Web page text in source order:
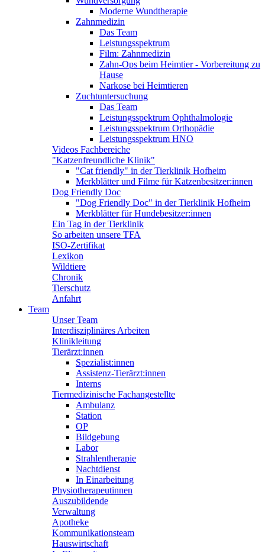
Moderne Wundtherapie
Zahnmedizin
Das Team
Leistungsspektrum
Film: Zahnmedizin
Zahn-Ops beim Heimtier - Vorbereitung zu
Hause
Narkose bei Heimtieren
Zuchtuntersuchung
Das Team
Leistungsspektrum Ophthalmologie
Leistungsspektrum Orthopädie
Leistungsspektrum HNO
Videos Fachbereiche
"Katzenfreundliche Klinik"
"Cat friendly" in der Tierklinik Hofheim
Merkblätter und Filme für Katzenbesitzer:innen
Dog Friendly Doc
"Dog Friendly Doc" in der Tierklinik Hofheim
Merkblätter für Hundebesitzer:innen
Ein Tag in der Tierklinik
So arbeiten unsere TFA
ISO-Zertifikat
Lexikon
Wildtiere
Chronik
Tierschutz
Anfahrt
Team
Unser Team
Interdisziplinäres Arbeiten
Klinikleitung
Tierärzt:innen
Spezialist:innen
Assistenz-Tierärzt:innen
Interns
Tiermedizinische Fachangestellte
Ambulanz
Station
OP
Bildgebung
Labor
Strahlentherapie
Nachtdienst
In Einarbeitung
Physiotherapeutinnen
Auszubildende
Verwaltung
Apotheke
Kommunikationsteam
Hauswirtschaft